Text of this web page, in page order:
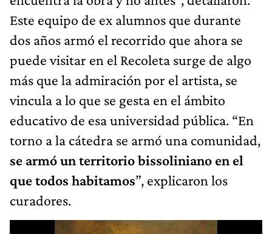
Este equipo de ex alumnos que durante
dos años armó el recorrido que ahora se
puede visitar en el Recoleta surge de algo
más que la admiración por el artista, se
vincula a lo que se gesta en el ámbito
educativo de esa universidad pública. “En
torno a la cátedra se armó una comunidad,
se armó un territorio bissoliniano en el
que todos habitamos”, explicaron los
curadores.